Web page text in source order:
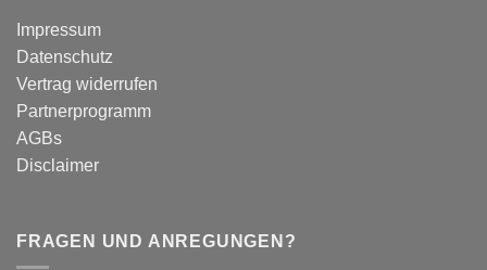
Impressum
Datenschutz
Vertrag widerrufen
Partnerprogramm
AGBs
Disclaimer
FRAGEN UND ANREGUNGEN?